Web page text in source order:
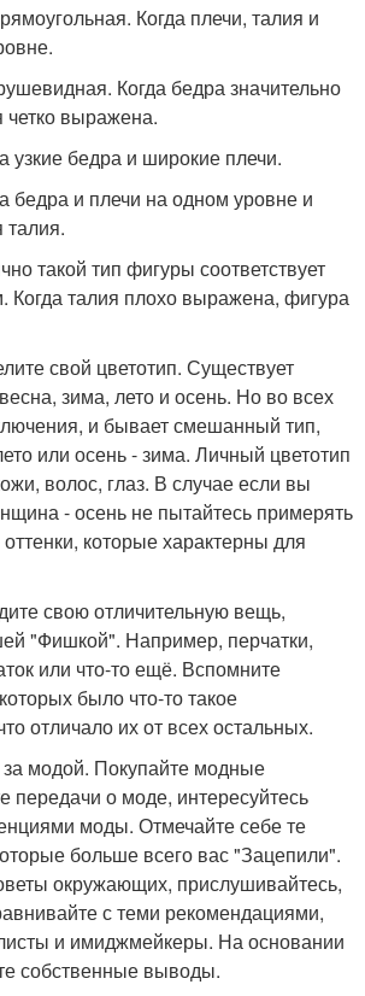
Когда плечи, талия и
Когда бедра значительно
четко выражена.
узкие бедра и широкие плечи.
бедра и плечи на одном уровне и
талия.
такой тип фигуры соответствует
талия плохо выражена, фигура
свой цветотип. Существует
зима, лето и осень. Но во всех
и бывает смешанный тип,
или осень - зима. Личный цветотип
волос, глаз. В случае если вы
- осень не пытайтесь примерять
которые характерны для
свою отличительную вещь,
"Фишкой". Например, перчатки,
или что-то ещё. Вспомните
было что-то такое
отличало их от всех остальных.
модой. Покупайте модные
передачи о моде, интересуйтесь
моды. Отмечайте себе те
больше всего вас "Зацепили".
окружающих, прислушивайтесь,
с теми рекомендациями,
и имиджмейкеры. На основании
собственные выводы.